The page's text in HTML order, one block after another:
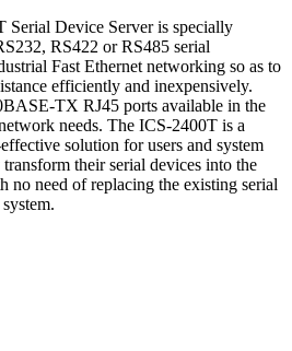
Device Server is specially
RS422 or RS485 serial
Fast Ethernet networking so as to
efficiently and inexpensively.
TX RJ45 ports available in the
needs. The ICS-2400T is a
solution for users and system
their serial devices into the
no need of replacing the existing serial